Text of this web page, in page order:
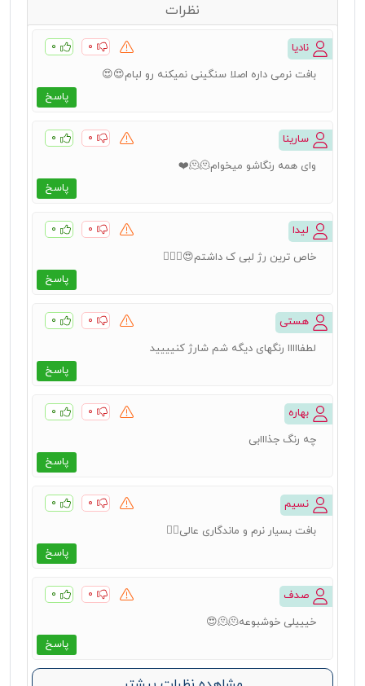
نظرات
نادیا ۰ ۰
پاسخ
بافت نرمی داره اصلا سنگینی نمیکنه رو لبام😍😍
سارینا ۰ ۰
پاسخ
وای همه رنگاشو میخوام🫠🫠❤️
لیدا ۰ ۰
پاسخ
خاص ترین رژ لبی ک داشتم😍👌🏻✨️
هستی ۰ ۰
پاسخ
لطفااااا رنگهای دیگه شم شارژ کنیییید
بهاره ۰ ۰
پاسخ
چه رنگ جذااابی
نسیم ۰ ۰
پاسخ
بافت بسیار نرم و ماندگاری عالی👌🏻
صدف ۰ ۰
پاسخ
خیییلی خوشبوعه🫠🫠😍